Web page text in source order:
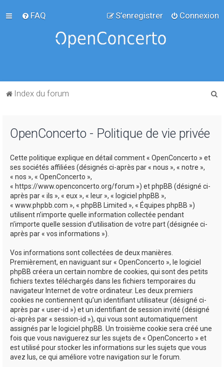
FAQ Connexion
S’enregistrer
Index du forum
OpenConcerto - Politique de vie privée
Cette politique explique en détail comment « OpenConcerto » et
ses sociétés affiliées (désignés ci-après par « nous », « notre »,
« nos », « OpenConcerto »,
« https://www.openconcerto.org/forum ») et phpBB (désigné ci-
après par « ils », « eux », « leur », « logiciel phpBB »,
« www.phpbb.com », « phpBB Limited », « Équipes phpBB »)
utilisent n’importe quelle information collectée pendant
n’importe quelle session d’utilisation de votre part (désignée ci-
après par « vos informations »).
Vos informations sont collectées de deux manières.
Premièrement, en naviguant sur « OpenConcerto », le logiciel
phpBB créera un certain nombre de cookies, qui sont des petits
fichiers textes téléchargés dans les fichiers temporaires du
navigateur Internet de votre ordinateur. Les deux premiers
cookies ne contiennent qu’un identifiant utilisateur (désigné ci-
après par « user-id ») et un identifiant de session invité (désigné
ci-après par « session-id »), qui vous sont automatiquement
assignés par le logiciel phpBB. Un troisième cookie sera créé une
fois que vous naviguerez sur les sujets de « OpenConcerto » et
est utilisé pour stocker les informations sur les sujets que vous
avez lus, ce qui améliore votre navigation sur le forum.